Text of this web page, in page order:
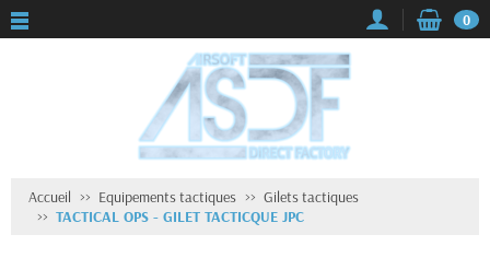
0
Accueil Equipements tactiques
Gilets tactiques
TACTICAL OPS - GILET TACTICQUE JPC